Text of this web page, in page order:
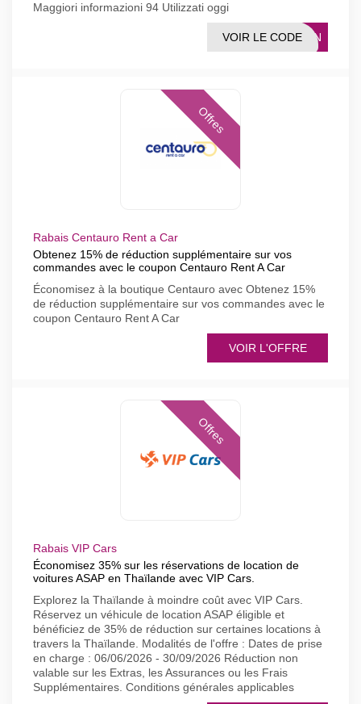
Maggiori informazioni 94 Utilizzati oggi
-VAN
VOIR LE CODE
Offres
Rabais Centauro Rent a Car
Obtenez 15% de réduction supplémentaire sur vos
commandes avec le coupon Centauro Rent A Car
Économisez à la boutique Centauro avec Obtenez 15%
de réduction supplémentaire sur vos commandes avec le
coupon Centauro Rent A Car
VOIR L'OFFRE
Offres
Rabais VIP Cars
Économisez 35% sur les réservations de location de
voitures ASAP en Thaïlande avec VIP Cars.
Explorez la Thaïlande à moindre coût avec VIP Cars.
Réservez un véhicule de location ASAP éligible et
bénéficiez de 35% de réduction sur certaines locations à
travers la Thaïlande. Modalités de l'offre : Dates de prise
en charge : 06/06/2026 - 30/09/2026 Réduction non
valable sur les Extras, les Assurances ou les Frais
Supplémentaires. Conditions générales applicables